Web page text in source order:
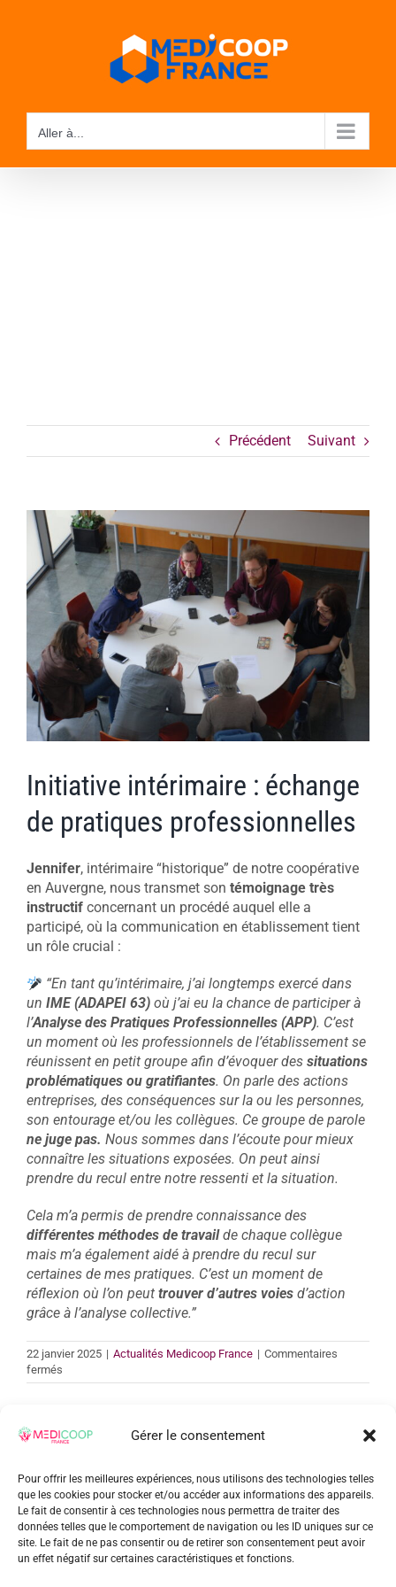
Gérer le consentement
Pour offrir les meilleures expériences, nous utilisons des technologies telles
que les cookies pour stocker et/ou accéder aux informations des appareils.
Le fait de consentir à ces technologies nous permettra de traiter des
données telles que le comportement de navigation ou les ID uniques sur ce
site. Le fait de ne pas consentir ou de retirer son consentement peut avoir
un effet négatif sur certaines caractéristiques et fonctions.
Aller à...
Précédent Suivant
Voir
l'image
agrandie
Initiative intérimaire : échange
de pratiques professionnelles
Jennifer, intérimaire “historique” de notre coopérative
en Auvergne, nous transmet son témoignage très
instructif concernant un procédé auquel elle a
participé, où la communication en établissement tient
un rôle crucial :
“En tant qu’intérimaire, j’ai longtemps exercé dans
un IME (ADAPEI 63) où j’ai eu la chance de participer à
l’Analyse des Pratiques Professionnelles (APP). C’est
un moment où les professionnels de l’établissement se
réunissent en petit groupe afin d’évoquer des situations
problématiques ou gratifiantes. On parle des actions
entreprises, des conséquences sur la ou les personnes,
son entourage et/ou les collègues. Ce groupe de parole
ne juge pas. Nous sommes dans l’écoute pour mieux
connaître les situations exposées. On peut ainsi
prendre du recul entre notre ressenti et la situation.
Cela m’a permis de prendre connaissance des
différentes méthodes de travailde chaque collègue
mais m’a également aidé à prendre du recul sur
certaines de mes pratiques. C’est un moment de
réflexion où l’on peut trouver d’autres voies d’action
grâce à l’analyse collective.”
22 janvier 2025 | Actualités Medicoop France | Commentaires
fermés
Initiative
échange
professionnelles
Share This Story, Choose Your
Platform!
Facebook
TwitterRedditLinkedInWhatsApp
TumblrPinterest
Vk Xing Email